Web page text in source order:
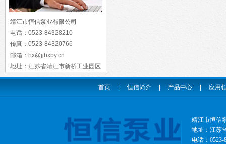
靖江市恒信泵业有限公司
电话： 0523-84328210
传真： 0523-84320766
邮箱： hx@jjhxby.cn
地址： 江苏省靖江市新桥工业园区
首页 恒信简介 产品中心 应用
靖江市恒信
地址：江苏
电话：